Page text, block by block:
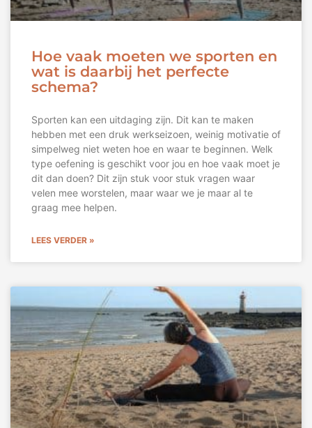
Hoe vaak moeten we sporten en
wat is daarbij het perfecte
schema?
Sporten kan een uitdaging zijn. Dit kan te maken
hebben met een druk werkseizoen, weinig motivatie of
simpelweg niet weten hoe en waar te beginnen. Welk
type oefening is geschikt voor jou en hoe vaak moet je
dit dan doen? Dit zijn stuk voor stuk vragen waar
velen mee worstelen, maar waar we je maar al te
graag mee helpen.
LEES VERDER »